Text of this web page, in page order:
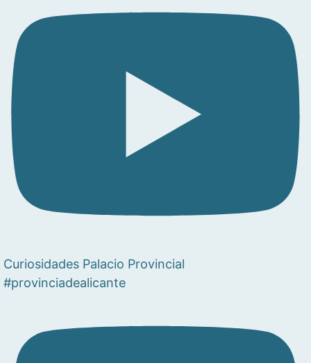
Curiosidades Palacio Provincial
#provinciadealicante